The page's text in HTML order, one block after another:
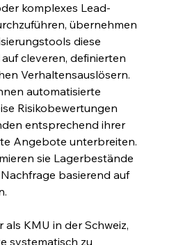
komplexes Lead-
übernehmen
diese
cleveren, definierten
Verhaltensauslösern.
automatisierte
Risikobewertungen
entsprechend ihrer
Angebote unterbreiten.
sie Lagerbestände
basierend auf
als KMU in der Schweiz,
systematisch zu